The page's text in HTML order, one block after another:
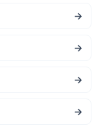
→
→
→
→